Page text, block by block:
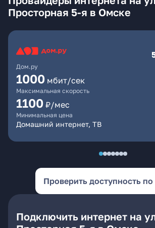
Просторная 5-я в Омске
Дом.ру
1000 мбит/сек
Максимальная скорость
1100 ₽/мес
Минимальная цена
Домашний интернет, ТВ
Проверить доступность по
Подключить интернет на